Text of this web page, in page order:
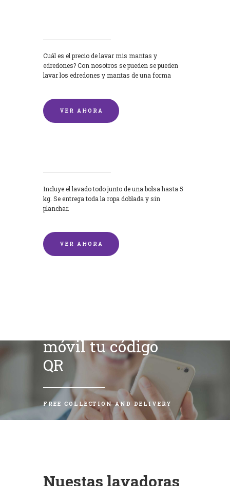
Cuál es el precio de lavar mis mantas y
edredones? Con nosotros se pueden se pueden
lavar los edredones y mantas de una forma
VER AHORA
Incluye el lavado todo junto de una bolsa hasta 5
kg. Se entrega toda la ropa doblada y sin
planchar.
VER AHORA
móvil tu código
QR
FREE COLLECTION AND DELIVERY
Nuestas lavadoras